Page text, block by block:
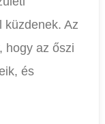
küzdenek. Az
hogy az őszi
és